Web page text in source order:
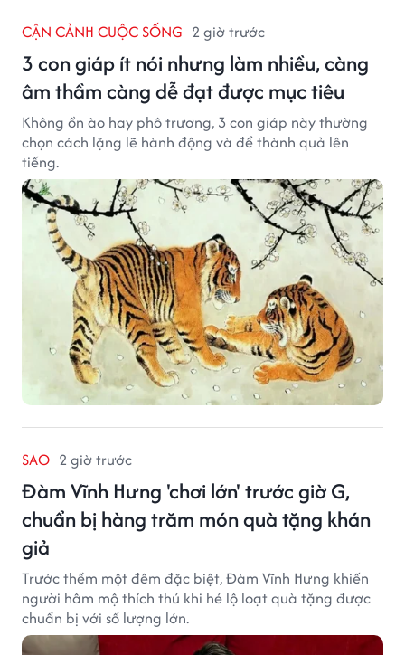
CẬN CẢNH CUỘC SỐNG 2 giờ trước
3 con giáp ít nói nhưng làm nhiều, càng
âm thầm càng dễ đạt được mục tiêu
Không ồn ào hay phô trương, 3 con giáp này thường
chọn cách lặng lẽ hành động và để thành quả lên
tiếng.
SAO 2 giờ trước
Đàm Vĩnh Hưng 'chơi lớn' trước giờ G,
chuẩn bị hàng trăm món quà tặng khán
giả
Trước thềm một đêm đặc biệt, Đàm Vĩnh Hưng khiến
người hâm mộ thích thú khi hé lộ loạt quà tặng được
chuẩn bị với số lượng lớn.